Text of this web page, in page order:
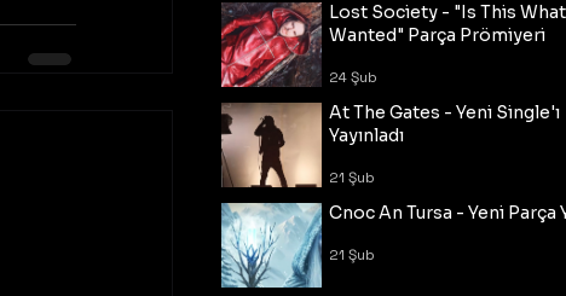
Lost Society - "Is This
Wanted" Parça Prömiyeri
24 Şub
At The Gates - Yeni Single'ı
Yayınladı
21 Şub
Cnoc An Tursa - Yeni Parça
21 Şub